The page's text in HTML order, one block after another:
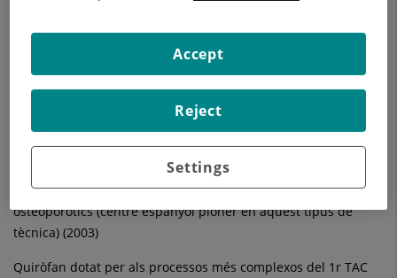
Rizòlisi
Discolisis
Cirurgia MIS i percutània per a fixacions vertebrals per
patologia traumàtica i degenerativa del raquis dorsolumbar
(Centre referència nacional)
Cifoplastias per aixafaments vertebrals traumàtics i
osteoporòtics (centre espanyol pioner en aquest tipus de
tècnica) (2003)
Quiròfan dotat per als processos més complexos del 1r TAC
Settings
Reject
Accept